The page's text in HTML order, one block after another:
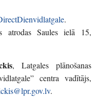
.
atrodas Saules ielā 15,
, Latgales plānošanas
centra vadītājs,
.